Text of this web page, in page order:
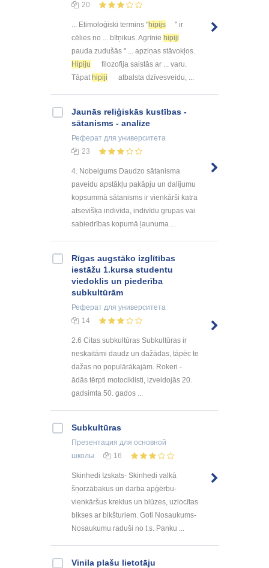
20
... Etimoloģiski termins "hipijs
" ir
cēlies no ... bītņikus. Agrīnie hipiji
pauda zudušās " ... apziņas stāvokļos.
Hipiju
filozofija saistās ar ... varu.
Tāpat hipiji atbalsta dzīvesveidu, ...
Jaunās reliģiskās kustības -
sātanisms - analīze
Реферат для университета
23
4. Nobeigums Daudzo sātanisma
paveidu apstākļu pakāpju un dalījumu
kopsummā sātanisms ir vienkārši katra
atsevišķa indivīda, indivīdu grupas vai
sabiedrības kopumā ļaunuma ...
Rīgas augstāko izglītības
iestāžu 1.kursa studentu
viedoklis un piederība
subkultūrām
Реферат для университета
14
2.6 Citas subkultūras Subkultūras ir
neskaitāmi daudz un dažādas, tāpēc te
dažas no populārākajām. Rokeri -
ādās tērpti motociklisti, izveidojās 20.
gadsimta 50. gados ...
Subkultūras
Презентация для основной
школы
16
Skinhedi Izskats- Skinhedi valkā
šņorzābakus un darba apģērbu-
vienkāršus kreklus un blūzes, uzlocītas
bikses ar bikšturiem. Goti Nosaukums-
Nosaukumu raduši no t.s. Panku ...
Vinila plašu lietotāju